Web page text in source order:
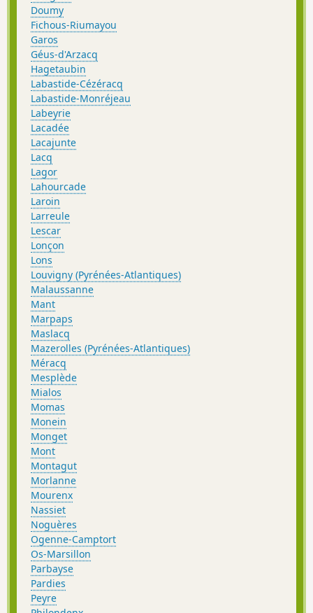
Doumy
Fichous-Riumayou
Garos
Géus-d'Arzacq
Hagetaubin
Labastide-Cézéracq
Labastide-Monréjeau
Labeyrie
Lacadée
Lacajunte
Lacq
Lagor
Lahourcade
Laroin
Larreule
Lescar
Lonçon
Lons
Louvigny (Pyrénées-Atlantiques)
Malaussanne
Mant
Marpaps
Maslacq
Mazerolles (Pyrénées-Atlantiques)
Méracq
Mesplède
Mialos
Momas
Monein
Monget
Mont
Montagut
Morlanne
Mourenx
Nassiet
Noguères
Ogenne-Camptort
Os-Marsillon
Parbayse
Pardies
Peyre